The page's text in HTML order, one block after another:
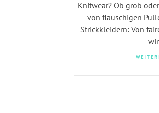
Knitwear? Ob grob
von flauschigen
Strickkleidern: Von